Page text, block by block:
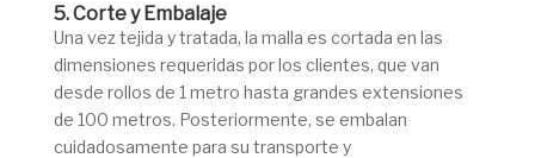
5. Corte y Embalaje
Una vez tejida y tratada, la malla es cortada en las
dimensiones requeridas por los clientes, que van
desde rollos de 1 metro hasta grandes extensiones
de 100 metros. Posteriormente, se embalan
cuidadosamente para su transporte y